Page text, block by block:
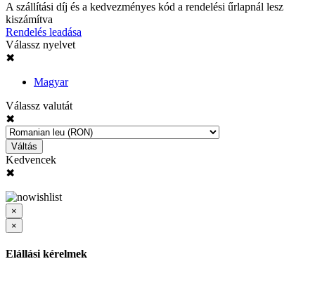
A szállítási díj és a kedvezményes kód a rendelési űrlapnál lesz
kiszámítva
Rendelés leadása
Válassz nyelvet
✖
Magyar
Válassz valutát
✖
Váltás
Kedvencek
✖
×
×
Elállási kérelmek